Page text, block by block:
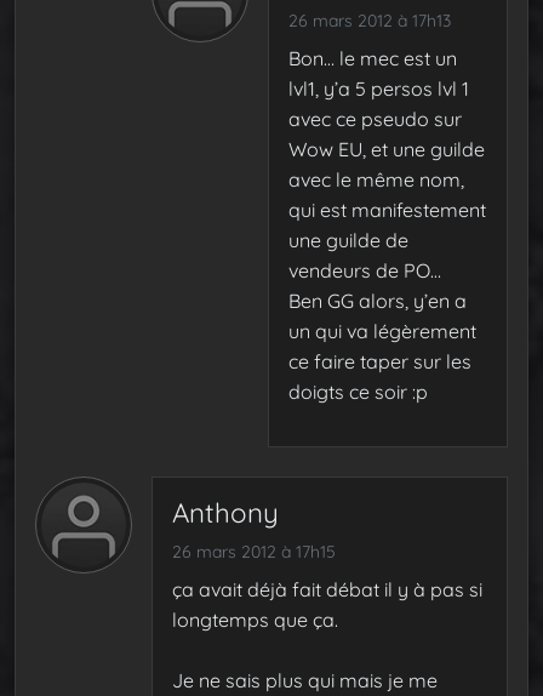
26 mars 2012 à 17h13
Bon… le mec est un
lvl1, y’a 5 persos lvl 1
avec ce pseudo sur
Wow EU, et une guilde
avec le même nom,
qui est manifestement
une guilde de
vendeurs de PO…
Ben GG alors, y’en a
un qui va légèrement
ce faire taper sur les
doigts ce soir :p
Anthony
26 mars 2012 à 17h15
ça avait déjà fait débat il y à pas si
longtemps que ça.
Je ne sais plus qui mais je me